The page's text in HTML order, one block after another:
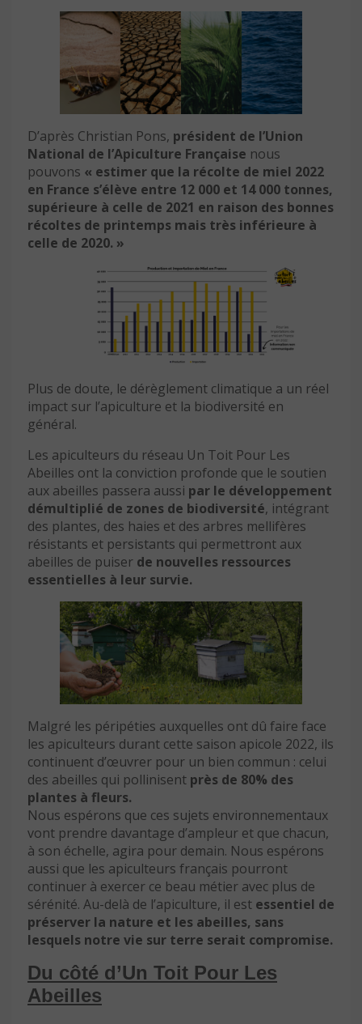
D’après Christian Pons, président de l’Union
National de l’Apiculture Française nous
pouvons « estimer que la récolte de miel 2022
en France s’élève entre 12 000 et 14 000 tonnes,
supérieure à celle de 2021 en raison des bonnes
récoltes de printemps mais très inférieure à
celle de 2020. »
Plus de doute, le dérèglement climatique a un réel
impact sur l’apiculture et la biodiversité en
général.
Les apiculteurs du réseau Un Toit Pour Les
Abeilles ont la conviction profonde que le soutien
aux abeilles passera aussi par le développement
démultiplié de zones de biodiversité, intégrant
des plantes, des haies et des arbres mellifères
résistants et persistants qui permettront aux
abeilles de puiser de nouvelles ressources
essentielles à leur survie.
Malgré les péripéties auxquelles ont dû faire face
les apiculteurs durant cette saison apicole 2022, ils
continuent d’œuvrer pour un bien commun : celui
des abeilles qui pollinisent près de 80% des
plantes à fleurs.
Nous espérons que ces sujets environnementaux
vont prendre davantage d’ampleur et que chacun,
à son échelle, agira pour demain. Nous espérons
aussi que les apiculteurs français pourront
continuer à exercer ce beau métier avec plus de
sérénité. Au-delà de l’apiculture, il est essentiel de
préserver la nature et les abeilles, sans
lesquels notre vie sur terre serait compromise.
Du côté d’Un Toit Pour Les
Abeilles